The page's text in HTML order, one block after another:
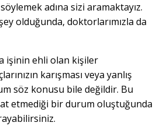
adına sizi aramaktayız.
olduğunda, doktorlarımızla da
işinin ehli olan kişiler
karışması veya yanlış
söz konusu bile değildir. Bu
etmediği bir durum oluştuğunda